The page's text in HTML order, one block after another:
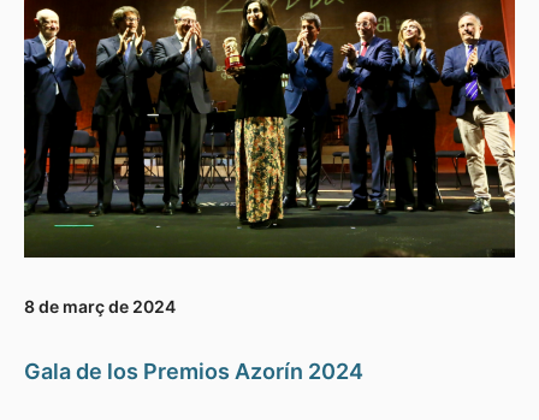
8 de març de 2024
Gala de los Premios Azorín 2024